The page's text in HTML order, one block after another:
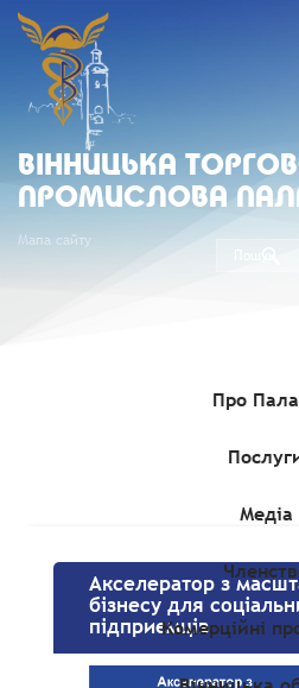
ВIННИЦЬКА
ПРОМИСЛОВА
Мапа сайту
Про
Медіа
Комерційні
Гранти,
Акселератор з
бізнесу для
підприємців